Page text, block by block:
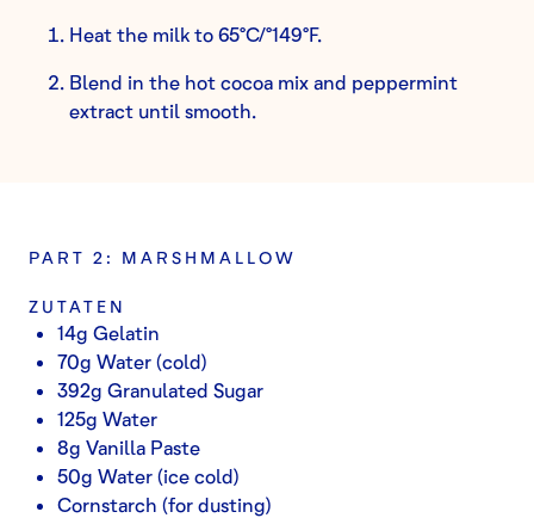
Heat the milk to 65°C/°149°F.
Blend in the hot cocoa mix and peppermint
extract until smooth.
PART 2: MARSHMALLOW
ZUTATEN
14g Gelatin
70g Water (cold)
392g Granulated Sugar
125g Water
8g Vanilla Paste
50g Water (ice cold)
Cornstarch (for dusting)